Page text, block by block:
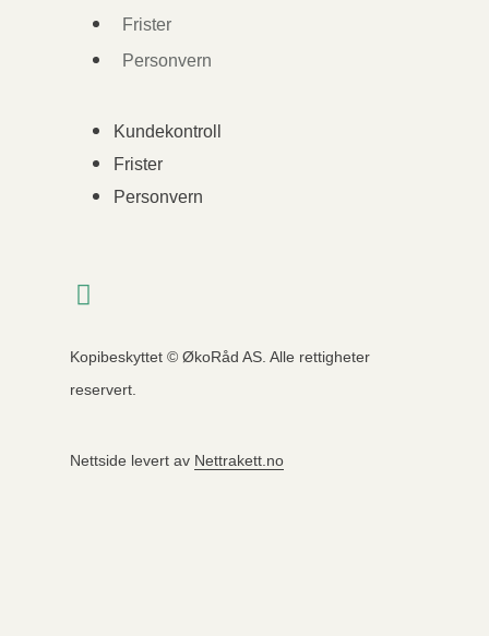
Frister
Personvern
Kundekontroll
Frister
Personvern
Kopibeskyttet © ØkoRåd AS. Alle rettigheter
reservert.
Nettside levert av Nettrakett.no